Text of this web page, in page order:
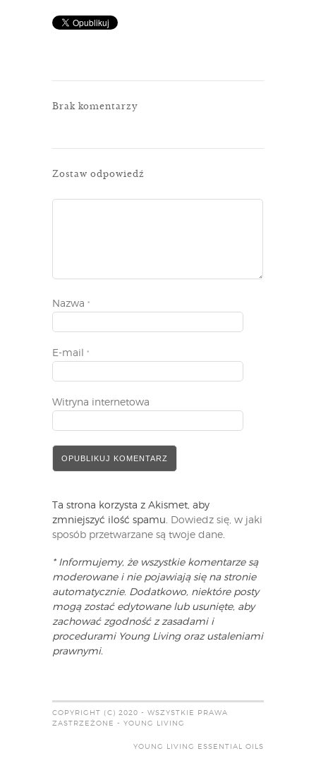
Brak komentarzy
Zostaw odpowiedź
Nazwa *
E-mail *
Witryna internetowa
Ta strona korzysta z Akismet, aby
zmniejszyć ilość spamu.
Dowiedz się, w jaki
sposób przetwarzane są twoje dane
* Informujemy, że wszystkie komentarze są
moderowane i nie pojawiają się na stronie
automatycznie. Dodatkowo, niektóre posty
mogą zostać edytowane lub usunięte, aby
zachować zgodność z zasadami i
procedurami Young Living oraz ustaleniami
prawnymi.
COPYRIGHT (C) 2020 - WSZYSTKIE PRAWA
ZASTRZEŻONE - YOUNG LIVING
YOUNG LIVING ESSENTIAL OILS